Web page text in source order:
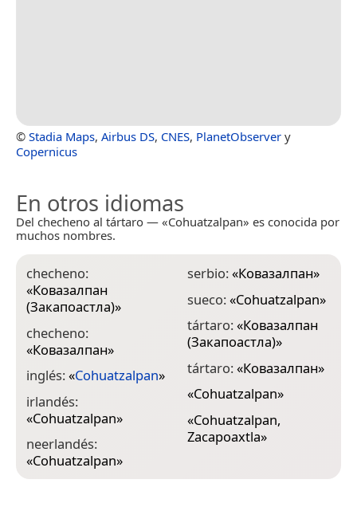
© Stadia Maps, Airbus DS, CNES, PlanetObserver y
Copernicus
En otros idiomas
Del checheno al tártaro — «Cohuatzalpan» es conocida por
muchos nombres.
checheno:
«Ковазалпан
(Закапоастла)»
checheno:
«Ковазалпан»
inglés:«Cohuatzalpan»
irlandés:
«Cohuatzalpan»
neerlandés:
«Cohuatzalpan»
serbio:«Ковазалпан»
sueco:«Cohuatzalpan»
tártaro:«Ковазалпан
(Закапоастла)»
tártaro:«Ковазалпан»
«Cohuatzalpan»
«Cohuatzalpan,
Zacapoaxtla»